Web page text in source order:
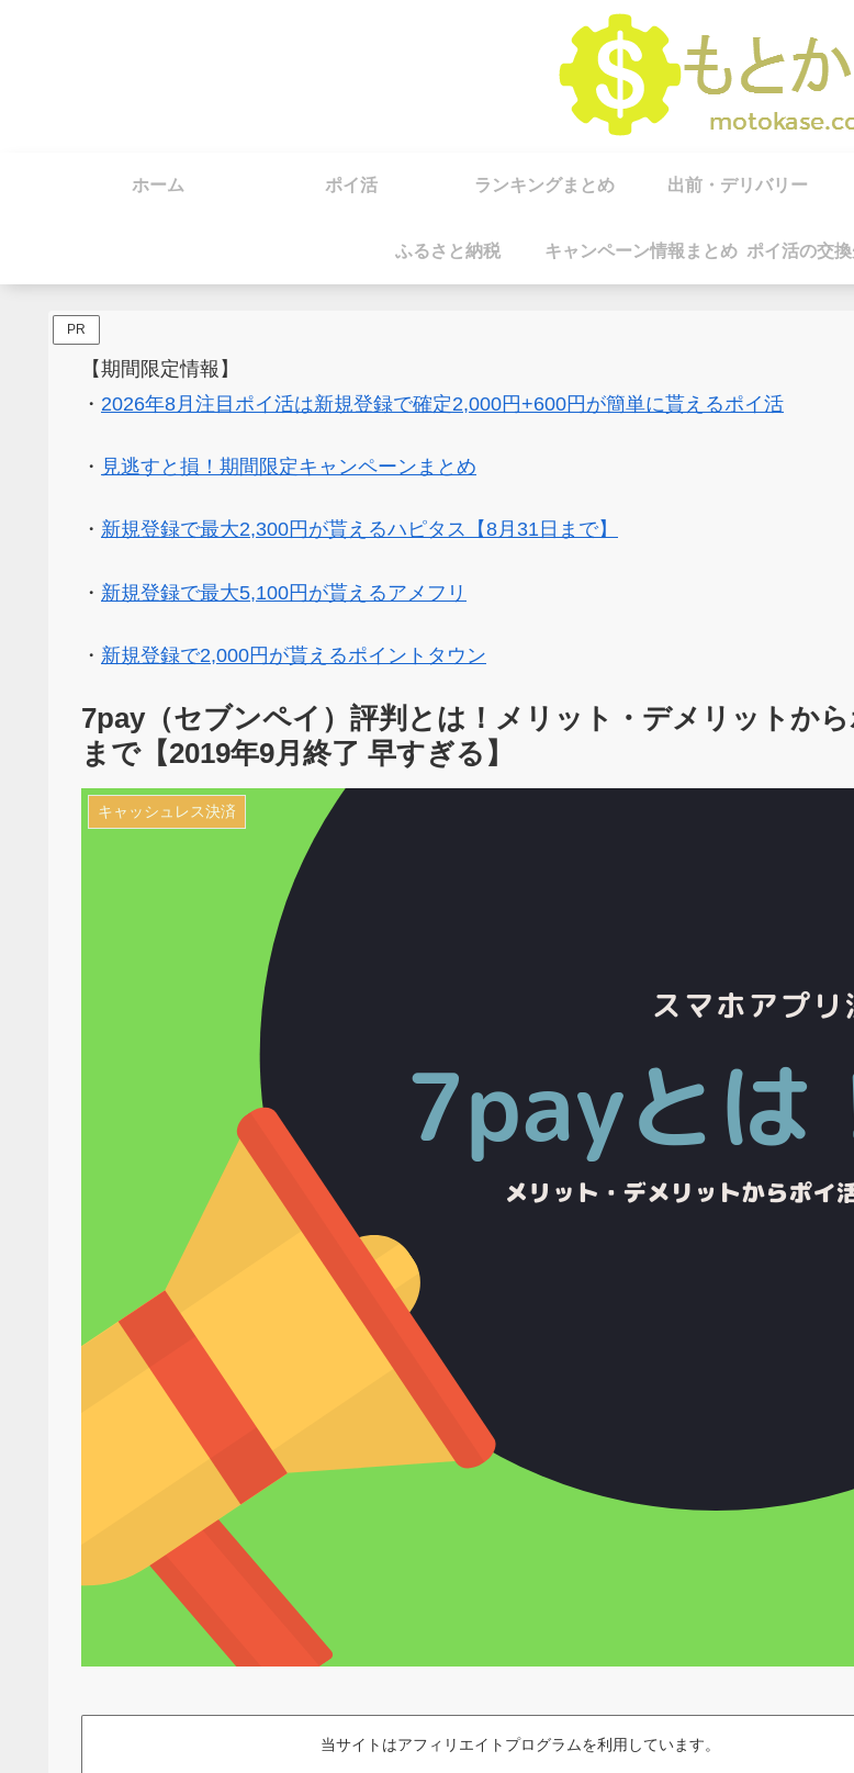
ホーム ポイ活 ランキングまとめ 出前・デリバリー
ふるさと納税 キャンペーン情報まとめ ポイ活の交
PR
【期間限定情報】
・ 2026年8月注目ポイ活は新規登録で確定2,000円+600円が簡単に貰えるポイ活
・ 見逃すと損！期間限定キャンペーンまとめ
・ 新規登録で最大2,300円が貰えるハピタス【8月31日まで】
・ 新規登録で最大5,100円が貰えるアメフリ
・ 新規登録で2,000円が貰えるポイントタウン
7pay（セブンペイ）評判とは！メリット・デメリットか
まで【2019年9月終了 早すぎる】
キャッシュレス決済
当サイトはアフィリエイトプログラムを利用しています。